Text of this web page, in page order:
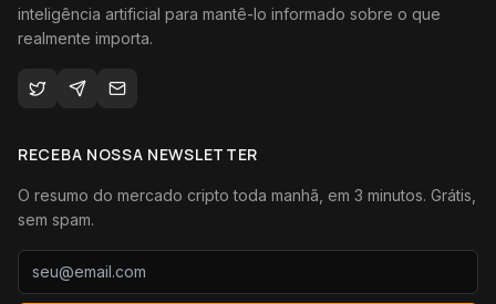
inteligência artificial para mantê-lo informado sobre o que
realmente importa.
RECEBA NOSSA NEWSLETTER
O resumo do mercado cripto toda manhã, em 3 minutos. Grátis,
sem spam.